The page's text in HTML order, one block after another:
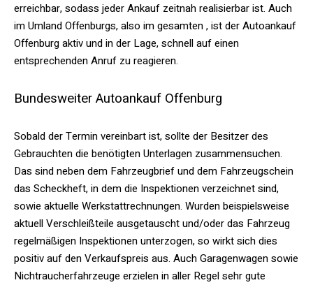
erreichbar, sodass jeder Ankauf zeitnah realisierbar ist. Auch
im Umland Offenburgs, also im gesamten , ist der Autoankauf
Offenburg aktiv und in der Lage, schnell auf einen
entsprechenden Anruf zu reagieren.
Bundesweiter Autoankauf Offenburg
Sobald der Termin vereinbart ist, sollte der Besitzer des
Gebrauchten die benötigten Unterlagen zusammensuchen.
Das sind neben dem Fahrzeugbrief und dem Fahrzeugschein
das Scheckheft, in dem die Inspektionen verzeichnet sind,
sowie aktuelle Werkstattrechnungen. Wurden beispielsweise
aktuell Verschleißteile ausgetauscht und/oder das Fahrzeug
regelmäßigen Inspektionen unterzogen, so wirkt sich dies
positiv auf den Verkaufspreis aus. Auch Garagenwagen sowie
Nichtraucherfahrzeuge erzielen in aller Regel sehr gute